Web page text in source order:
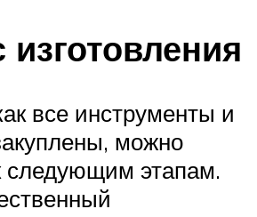
все инструменты и
можно
следующим этапам.